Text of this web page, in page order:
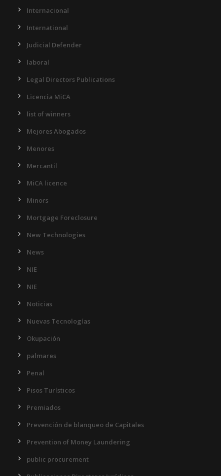
Internacional
International
Judicial Defender
laboral
Legal Directors Publications
Licencia MiCA
list of winners
Mejores Abogados
Menores
Mercantil
MiCA licence
Minors
Mortgage Foreclosure
New Technologies
News
NIE
NIE
Noticias
Nuevas Tecnologías
Okupación
palmares
Penal
Pisos Turísticos
Premiados
Prevención de blanqueo de Capitales
Prevention of Money Laundering
public procurement